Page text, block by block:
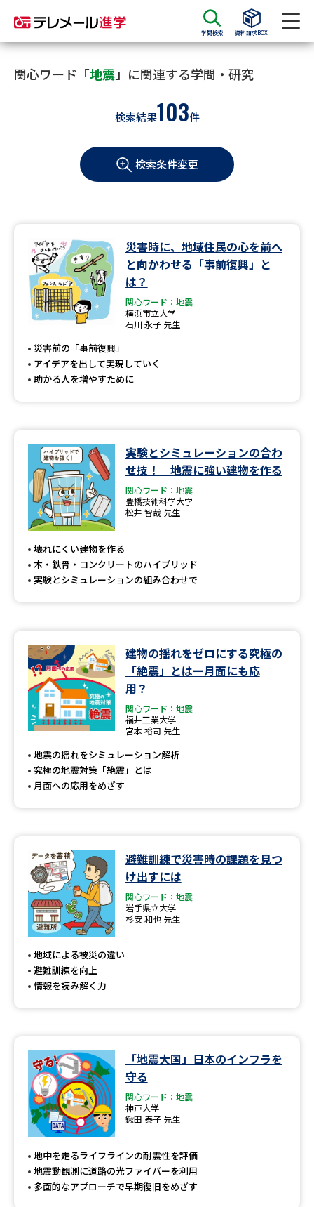
学問検索 資料請求BOX
資料請求 資料検索
大学・短大の資料種類から請求
学部・学科パンフ
過去問題集
大学・短大以外の資料から請求
専門学校の資料請求 大学院の資料請求
留学・進学関連、塾・予備校
大学入学共通テスト「受験上の
高等学校（情報）教員資格認定
大学研究
大学で学べる内容や特徴を調べる
データサイエンス特集 奨学金・特待生制度特集
デジタルパンフレット
新学年スタート号特集ページ
新学年スタート号特集ページ
SELFBRAND特集ページ
オープンキャンパス検索
来場型・Web型イベント特集 夢ナビライブ
先輩が入学を決めた理由
新生活お役立ちガイド
学問発見
関心ワード「地震」に関連する学問・研究
検索結果103件
検索条件変更
災害時に、地域住民の心を前へ
と向かわせる「事前復興」と
は？
関心ワード：地震
横浜市立大学
石川 永子 先生
災害前の「事前復興」
アイデアを出して実現していく
助かる人を増やすために
実験とシミュレーションの合わ
せ技！ 地震に強い建物を作る
関心ワード：地震
豊橋技術科学大学
松井 智哉 先生
壊れにくい建物を作る
木・鉄骨・コンクリートのハイブリッド
実験とシミュレーションの組み合わせで
建物の揺れをゼロにする究極の
「絶震」とはー月面にも応
用？
関心ワード：地震
福井工業大学
宮本 裕司 先生
地震の揺れをシミュレーション解析
究極の地震対策「絶震」とは
月面への応用をめざす
避難訓練で災害時の課題を見つ
け出すには
関心ワード：地震
岩手県立大学
杉安 和也 先生
地域による被災の違い
避難訓練を向上
情報を読み解く力
「地震大国」日本のインフラを
守る
関心ワード：地震
神戸大学
鍬田 泰子 先生
地中を走るライフラインの耐震性を評価
地震動観測に道路の光ファイバーを利用
多面的なアプローチで早期復旧をめざす